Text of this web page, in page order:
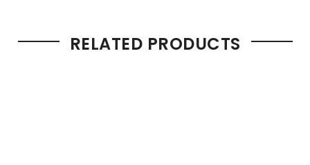
RELATED PRODUCTS